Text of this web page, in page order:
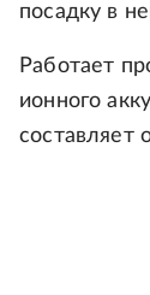
посадку в
Работает
ионного
составляет